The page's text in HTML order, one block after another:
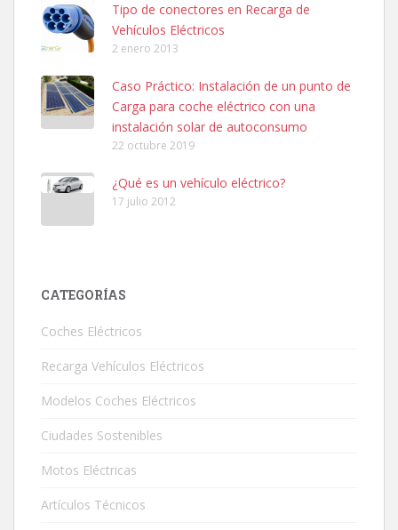
Tipo de conectores en Recarga de
Vehículos Eléctricos
2 enero 2013
Caso Práctico: Instalación de un punto de
Carga para coche eléctrico con una
instalación solar de autoconsumo
22 octubre 2019
¿Qué es un vehículo eléctrico?
17 julio 2012
CATEGORÍAS
Coches Eléctricos
Recarga Vehículos Eléctricos
Modelos Coches Eléctricos
Ciudades Sostenibles
Motos Eléctricas
Artículos Técnicos